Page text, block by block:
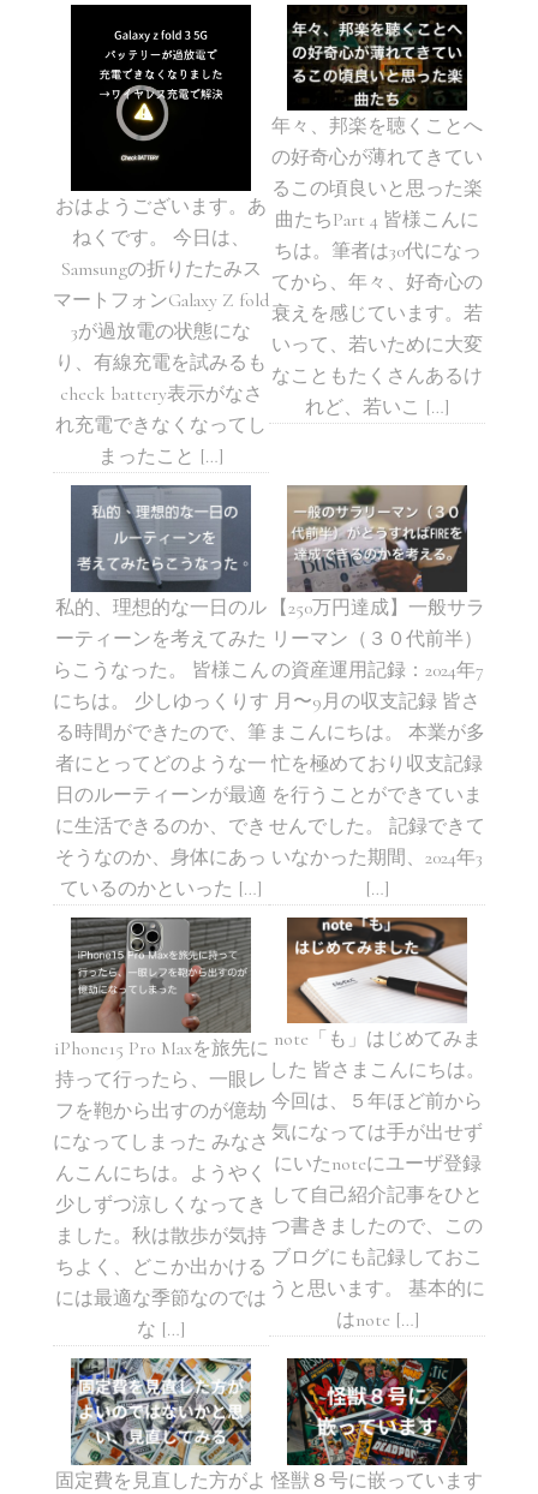
おはようございます。あ
ねくです。 今日は、
Samsungの折りたたみス
マートフォンGalaxy Z fold
3が過放電の状態にな
り、有線充電を試みるも
check battery表示がなさ
れ充電できなくなってし
まったこと […]
年々、邦楽を聴くことへ
の好奇心が薄れてきてい
るこの頃良いと思った楽
曲たちPart 4 皆様こんに
ちは。筆者は30代になっ
てから、年々、好奇心の
衰えを感じています。若
いって、若いために大変
なこともたくさんあるけ
れど、若いこ […]
私的、理想的な一日のル
ーティーンを考えてみた
らこうなった。 皆様こん
にちは。 少しゆっくりす
る時間ができたので、筆
者にとってどのような一
日のルーティーンが最適
に生活できるのか、でき
そうなのか、身体にあっ
ているのかといった […]
【250万円達成】一般サラ
リーマン（３０代前半）
の資産運用記録：2024年7
月〜9月の収支記録 皆さ
まこんにちは。 本業が多
忙を極めており収支記録
を行うことができていま
せんでした。 記録できて
いなかった期間、2024年3
[…]
iPhone15 Pro Maxを旅先に
持って行ったら、一眼レ
フを鞄から出すのが億劫
になってしまった みなさ
んこんにちは。ようやく
少しずつ涼しくなってき
ました。秋は散歩が気持
ちよく、どこか出かける
には最適な季節なのでは
な […]
note「も」はじめてみま
した 皆さまこんにちは。
今回は、５年ほど前から
気になっては手が出せず
にいたnoteにユーザ登録
して自己紹介記事をひと
つ書きましたので、この
ブログにも記録しておこ
うと思います。 基本的に
はnote […]
固定費を見直した方がよ 怪獣８号に嵌っています